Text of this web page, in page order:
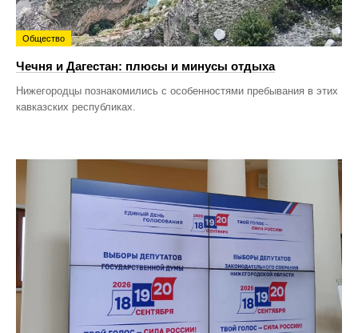
Общество
Чечня и Дагестан: плюсы и минусы отдыха
Нижегородцы познакомились с особенностями пребывания в этих
кавказских республиках.